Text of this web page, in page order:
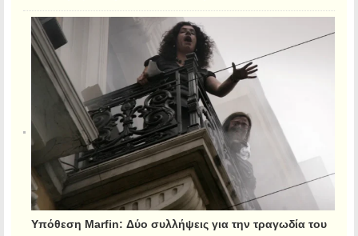
Υπόθεση Marfin: Δύο συλλήψεις για την τραγωδία του